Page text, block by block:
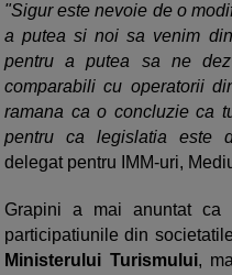
"Sigur este nevoie de o
a putea si noi sa venim
pentru a putea sa ne
comparabili cu operatorii
ramana ca o concluzie ca
pentru ca legislatia este
delegat pentru IMM-uri,
Grapini a mai anuntat ca
participatiunile din
Ministerului Turismului,